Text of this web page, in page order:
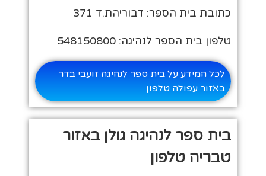
כתובת בית הספר: דבוריהת.ד 371
טלפון בית הספר לנהיגה: 548150800
לכל המידע על בית ספר לנהיגה זועבי בדר
באזור עפולה טלפון
בית ספר לנהיגה גולן באזור
טבריה טלפון